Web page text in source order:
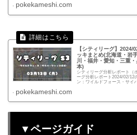
pokekameshi.com
【シティリーグ】
ッキまとめ(北海道・岩
川・福井・愛知・三重
本)
シティリーグ分析レポート（
ーグ分析レポート2024/02/12
ン：ワイルドフォース・サイ
pokekameshi.com
▼ページガイド